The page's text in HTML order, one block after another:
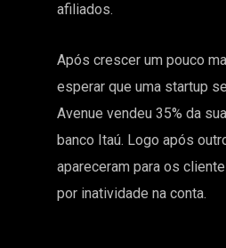
afiliados.
Após crescer um pouco
esperar que uma startup
Avenue vendeu 35% da
banco Itaú. Logo após
apareceram para os
por inatividade na conta.